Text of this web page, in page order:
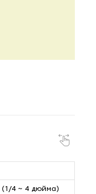
(1/4 ~ 4 дюйма)